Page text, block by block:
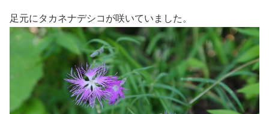
足元にタカネナデシコが咲いていました。